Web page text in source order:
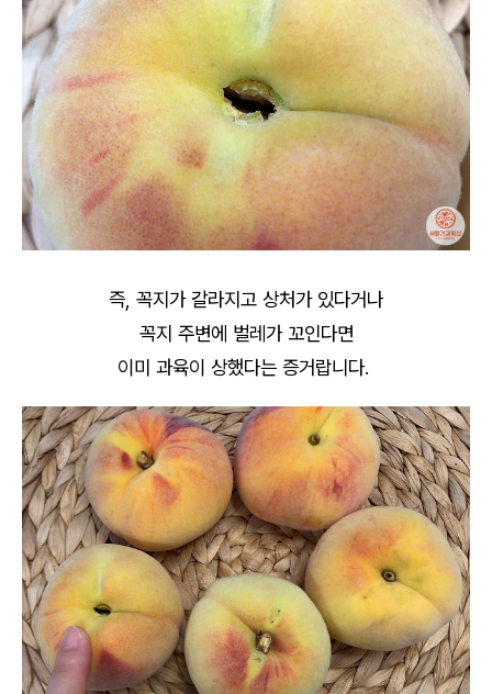
즉, 꼭지가 갈라지고 상처가 있다거나
꼭지 주변에 벌레가 꼬인다면
이미 과육이 상했다는 증거랍니다.